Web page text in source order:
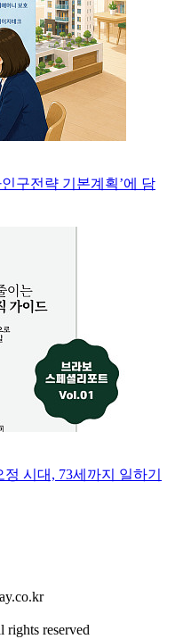
구전략 기본계획’에 담
시대, 73세까지 일하기
rights reserved